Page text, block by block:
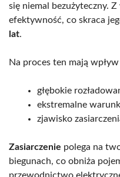
się niemal bezużyteczny.
efektywność, co skraca
lat.
Na proces ten mają
głębokie
ekstremalne
zjawisko
Zasiarczenie polega na
biegunach, co obniża